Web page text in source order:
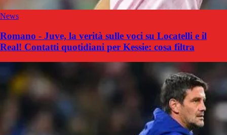
News
Romano - Juve, la verità sulle voci su Locatelli e il
Real! Contatti quotidiani per Kessie: cosa filtra